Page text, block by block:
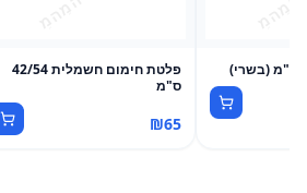
פלטת חימום חשמלית 42/54
ס"מ
₪65